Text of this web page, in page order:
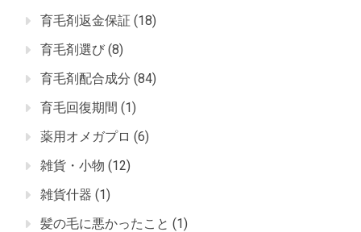
育毛剤返金保証 (18)
育毛剤選び (8)
育毛剤配合成分 (84)
育毛回復期間 (1)
薬用オメガプロ (6)
雑貨・小物 (12)
雑貨什器 (1)
髪の毛に悪かったこと (1)